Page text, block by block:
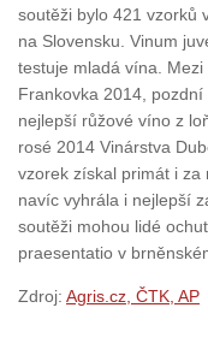
soutěži bylo 421 vzorků
na Slovensku. Vinum
testuje mladá vína.
Frankovka 2014,
nejlepší růžové víno z
rosé 2014 Vinárstva
vzorek získal primát i
navíc vyhrála i nejlepší
soutěži mohou lidé
praesentatio v
Zdroj: Agris.cz, ČTK, AP